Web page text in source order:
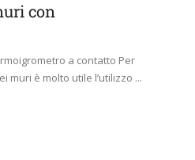
con
a contatto Per
muri è molto utile l’utilizzo ...